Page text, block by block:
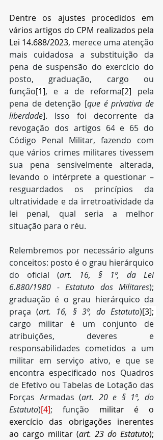
Dentre os ajustes procedidos em
vários artigos do CPM realizados pela
Lei 14.688/2023, merece uma atenção
mais cuidadosa a substituição da
pena de suspensão do exercício do
posto, graduação, cargo ou
função[1], e a de reforma[2] pela
pena de detenção [que é privativa de
liberdade]. Isso foi decorrente da
revogação dos artigos 64 e 65 do
Código Penal Militar, fazendo com
que vários crimes militares tivessem
sua pena sensivelmente alterada,
levando o intérprete a questionar –
resguardados os princípios da
ultratividade e da irretroatividade da
lei penal, qual seria a melhor
situação para o réu.
Relembremos por necessário alguns
conceitos: posto é o grau hierárquico
do oficial (art. 16, § 1º, da Lei
6.880/1980 - Estatuto dos Militares);
graduação é o grau hierárquico da
praça (art. 16, § 3º, do Estatuto)[3]
cargo militar é um conjunto de
atribuições, deveres e
responsabilidades cometidos a um
militar em serviço ativo, e que se
encontra especificado nos Quadros
de Efetivo ou Tabelas de Lotação das
Forças Armadas (art. 20 e § 1º, do
Estatuto)[4]; função militar é o
exercício das obrigações inerentes
ao cargo militar (art. 23 do Estatuto